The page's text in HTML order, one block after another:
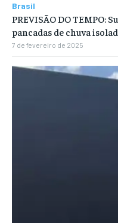
Brasil
PREVISÃO DO TEMPO:
pancadas de chuva
7 de fevereiro de 2025